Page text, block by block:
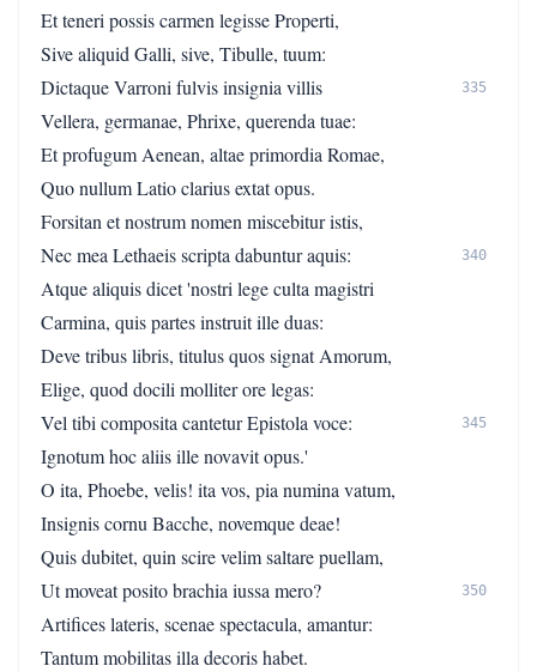
Et teneri possis carmen legisse Properti,
Sive aliquid Galli, sive, Tibulle, tuum:
Dictaque Varroni fulvis insignia villis
335
Vellera, germanae, Phrixe, querenda tuae:
Et profugum Aenean, altae primordia Romae,
Quo nullum Latio clarius extat opus.
Forsitan et nostrum nomen miscebitur istis,
Nec mea Lethaeis scripta dabuntur aquis:
340
Atque aliquis dicet 'nostri lege culta magistri
Carmina, quis partes instruit ille duas:
Deve tribus libris, titulus quos signat Amorum,
Elige, quod docili molliter ore legas:
Vel tibi composita cantetur Epistola voce:
345
Ignotum hoc aliis ille novavit opus.'
O ita, Phoebe, velis! ita vos, pia numina vatum,
Insignis cornu Bacche, novemque deae!
Quis dubitet, quin scire velim saltare puellam,
Ut moveat posito brachia iussa mero?
350
Artifices lateris, scenae spectacula, amantur:
Tantum mobilitas illa decoris habet.